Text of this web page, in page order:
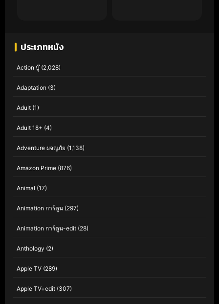
ประเภทหนัง
Action บู๊(2,028)
Adaptation (3)
Adult (1)
Adult 18+ (4)
Adventure ผจญภัย (1,138)
Amazon Prime (876)
Animal (17)
Animation การ์ตูน (297)
Animation การ์ตูน-edit (28)
Anthology (2)
Apple TV (289)
Apple TV+edit (307)